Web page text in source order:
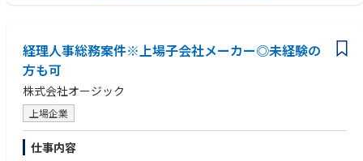
【働き方について】
当社ではフレックスタイム制(コアタイム制(13:00-15:00))を採用してお
り、
業務状況やプライベートに合わせて利用できます。
また、通勤については勤務地と居住地に応じて高速道路での通勤も認めら
れています。
を設け、各自のご経験や状況に応じて、入社後のあなたの成長をしっかり
サポートします。
又、以下のような研修・教育があります。
・全社教育：役職者研修、部門別研修 等
・課内教育：二輪車基礎教育、整備技術教育、新技術教育 等
・自己研鑽プログラム：英会話やプログラミング、その他業務で必要な知
識、ビジネススキルなど無料の講座から従業員価格で受講できるものなど
多数
<<必須となるTOEICスコア・語学力水準>>
（海外教育担当のみ）
英語に抵抗がなく、日常会話レベルでコミュニケーションができる方
英語力に自信がない方も、入社後に研修やOJTでサポートします。
経理人事総務案件※上場子会社メーカー◎未経験の
方も可
株式会社オージック
上場企業
仕事内容